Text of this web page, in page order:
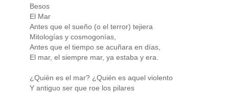
Besos
El Mar
Antes que el sueño (o el terror) tejiera
Mitologías y cosmogonías,
Antes que el tiempo se acuñara en días,
El mar, el siempre mar, ya estaba y era.
¿Quién es el mar? ¿Quién es aquel violento
Y antiguo ser que roe los pilares